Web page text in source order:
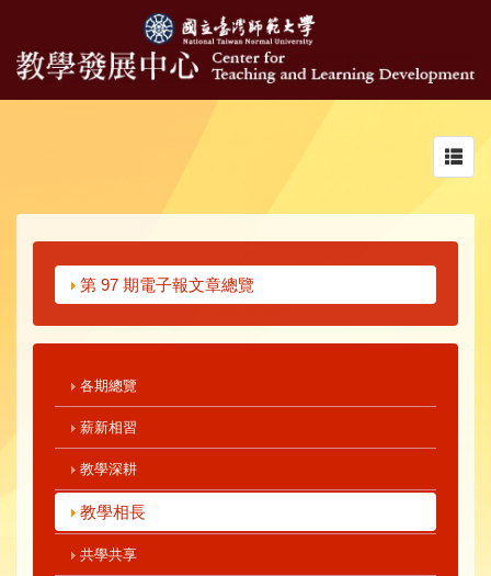
第 97 期電子報文章總覽
各期總覽
薪新相習
教學深耕
教學相長
共學共享